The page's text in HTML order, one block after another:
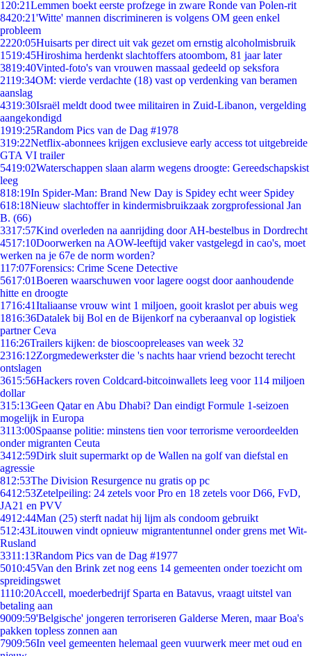
1 20:21Lemmen boekt eerste profzege in zware Ronde van Polen-rit
8420:21'Witte' mannen discrimineren is volgens OM geen enkel
probleem
2220:05Huisarts per direct uit vak gezet om ernstig alcoholmisbruik
1519:45Hiroshima herdenkt slachtoffers atoombom, 81 jaar later
3819:40Vinted-foto's van vrouwen massaal gedeeld op seksfora
2119:34OM: vierde verdachte (18) vast op verdenking van beramen
aanslag
4319:30Israël meldt dood twee militairen in Zuid-Libanon, vergelding
aangekondigd
1919:25Random Pics van de Dag #1978
319:22Netflix-abonnees krijgen exclusieve early access tot uitgebreide
GTA VI trailer
5419:02Waterschappen slaan alarm wegens droogte: Gereedschapskist
leeg
818:19In Spider-Man: Brand New Day is Spidey echt weer Spidey
618:18Nieuw slachtoffer in kindermisbruikzaak zorgprofessional Jan
B. (66)
3317:57Kind overleden na aanrijding door AH-bestelbus in Dordrecht
4517:10Doorwerken na AOW-leeftijd vaker vastgelegd in cao's, moet
werken na je 67e de norm worden?
117:07Forensics: Crime Scene Detective
5617:01Boeren waarschuwen voor lagere oogst door aanhoudende
hitte en droogte
1716:41Italiaanse vrouw wint 1 miljoen, gooit kraslot per abuis weg
1816:36Datalek bij Bol en de Bijenkorf na cyberaanval op logistiek
partner Ceva
116:26Trailers kijken: de bioscoopreleases van week 32
2316:12Zorgmedewerkster die 's nachts haar vriend bezocht terecht
ontslagen
3615:56Hackers roven Coldcard-bitcoinwallets leeg voor 114 miljoen
dollar
315:13Geen Qatar en Abu Dhabi? Dan eindigt Formule 1-seizoen
mogelijk in Europa
3113:00Spaanse politie: minstens tien voor terrorisme veroordeelden
onder migranten Ceuta
3412:59Dirk sluit supermarkt op de Wallen na golf van diefstal en
agressie
812:53The Division Resurgence nu gratis op pc
6412:53Zetelpeiling: 24 zetels voor Pro en 18 zetels voor D66, FvD,
JA21 en PVV
4912:44Man (25) sterft nadat hij lijm als condoom gebruikt
512:43Litouwen vindt opnieuw migrantentunnel onder grens met Wit-
Rusland
3311:13Random Pics van de Dag #1977
5010:45Van den Brink zet nog eens 14 gemeenten onder toezicht om
spreidingswet
1110:20Accell, moederbedrijf Sparta en Batavus, vraagt uitstel van
betaling aan
9009:59'Belgische' jongeren terroriseren Galderse Meren, maar Boa's
pakken topless zonnen aan
7909:56In veel gemeenten helemaal geen vuurwerk meer met oud en